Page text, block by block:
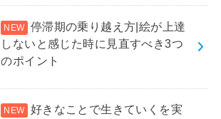
停滞期の乗り越え方|絵が上達
しないと感じた時に見直すべき3つ
のポイント
好きなことで生きていくを実